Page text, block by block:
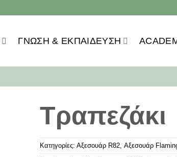
ΓΝΏΣΗ & ΕΚΠΑΊΔΕΥΣΗ
Τραπεζάκι
Κατηγορίες: Αξεσουάρ R82, Αξεσουάρ